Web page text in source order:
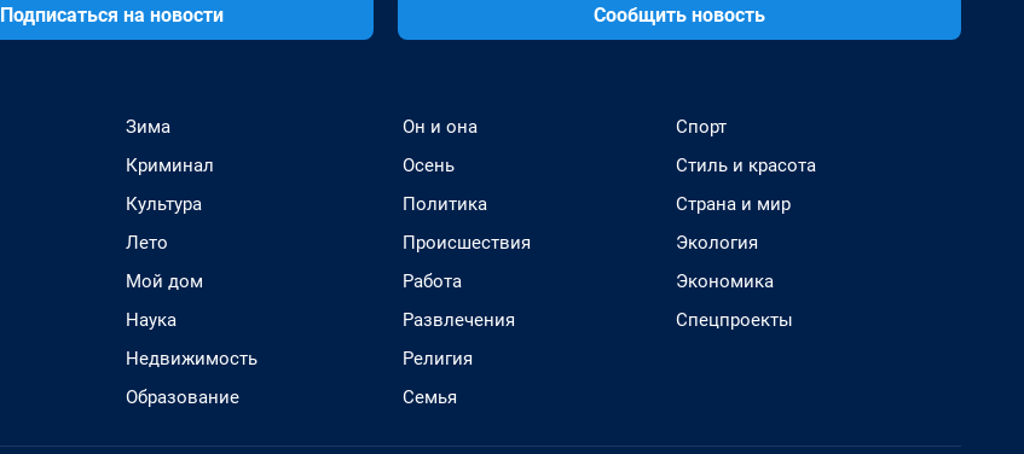
Подписаться на новости Сообщить новость
Зима
Криминал
Культура
Лето
Мой дом
Наука
Недвижимость
Образование
Он и она
Осень
Политика
Происшествия
Работа
Развлечения
Религия
Семья
Спорт
Стиль и красота
Страна и мир
Экология
Экономика
Спецпроекты